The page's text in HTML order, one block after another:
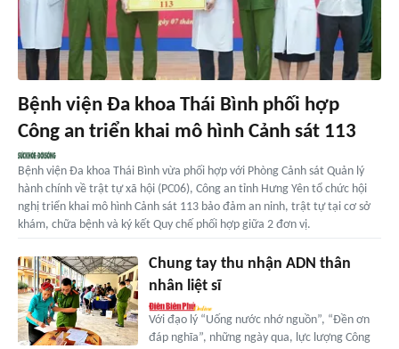
Bệnh viện Đa khoa Thái Bình phối hợp
Công an triển khai mô hình Cảnh sát 113
Bệnh viện Đa khoa Thái Bình vừa phối hợp với Phòng Cảnh sát Quản lý
hành chính về trật tự xã hội (PC06), Công an tỉnh Hưng Yên tổ chức hội
nghị triển khai mô hình Cảnh sát 113 bảo đảm an ninh, trật tự tại cơ sở
khám, chữa bệnh và ký kết Quy chế phối hợp giữa 2 đơn vị.
Chung tay thu nhận ADN thân
nhân liệt sĩ
Với đạo lý “Uống nước nhớ nguồn”, “Đền ơn
đáp nghĩa”, những ngày qua, lực lượng Công